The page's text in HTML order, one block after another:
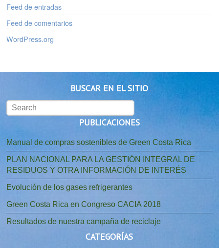
Feed de entradas
Feed de comentarios
WordPress.org
BUSCAR EN EL SITIO
PUBLICACIONES
Manual de compras sostenibles de Green Costa Rica
PLAN NACIONAL PARA LA GESTIÓN INTEGRAL DE
RESIDUOS Y OTRA INFORMACIÓN DE INTERÉS
Evolución de los gases refrigerantes
Green Costa Rica en Congreso CACIA 2018
Resultados de nuestra campaña de reciclaje
CATEGORÍAS